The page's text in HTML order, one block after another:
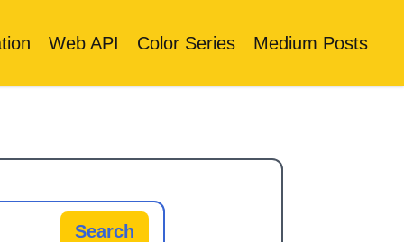
Web API Color Series Medium Posts
Search